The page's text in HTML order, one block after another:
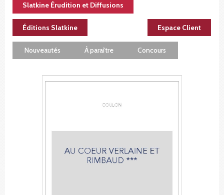
Slatkine Érudition et Diffusions
Éditions Slatkine Espace Client
Nouveautés À paraître Concours